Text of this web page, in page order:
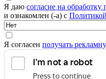
Я даю согласие на
и ознакомлен (-а) с
Я согласен получать